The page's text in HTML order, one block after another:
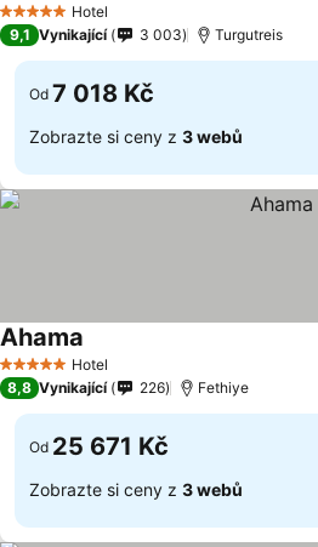
5 Počet hvězdiček
Hotel
9,1 Vynikající 3 003 Turgutreis
Od 7 018 Kč
Zobrazte si ceny z 3 webů
5 Počet hvězdiček
Hotel
Ahama
8,8 Vynikající 226 Fethiye
Od 25 671 Kč
Zobrazte si ceny z 3 webů